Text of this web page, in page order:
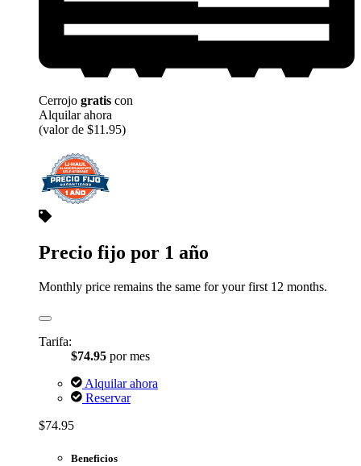
Cerrojo gratis con
Alquilar ahora
(valor de $11.95)
Precio fijo por 1 año
Monthly price remains the same for your first 12 months.
Tarifa:
$74.95 por mes
Alquilar ahora
Reservar
$74.95
Beneficios